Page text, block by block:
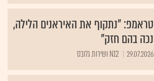
טראמפ: "נתקוף את האיראנים הלילה,
נכה בהם חזק"
29.07.2026 N12 ושירות גלובס